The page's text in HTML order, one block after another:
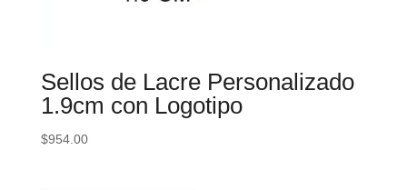
Sellos de Lacre Personalizado
1.9cm con Logotipo
$954.00